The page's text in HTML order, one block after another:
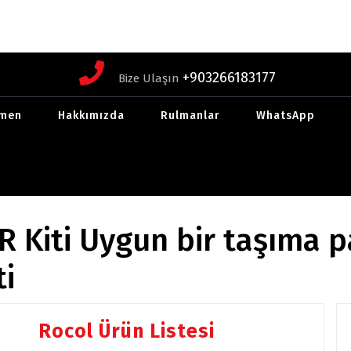
Bize Ulaşın +903266183177
Hakkımızda Rulmanlar WhatsApp
Kiti Uygun bir
Rocol Ürün Listesi